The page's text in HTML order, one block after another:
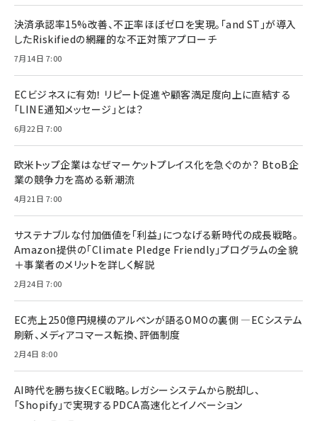
決済承認率15%改善、不正率ほぼゼロを実現。「and ST」が導入
したRiskifiedの網羅的な不正対策アプローチ
7月14日 7:00
ECビジネスに有効！ リピート促進や顧客満足度向上に直結する
「LINE通知メッセージ」とは？
6月22日 7:00
欧米トップ企業はなぜマーケットプレイス化を急ぐのか？ BtoB企
業の競争力を高める新潮流
4月21日 7:00
サステナブルな付加価値を「利益」につなげる新時代の成長戦略。
Amazon提供の「Climate Pledge Friendly」プログラムの全貌
＋事業者のメリットを詳しく解説
2月24日 7:00
EC売上250億円規模のアルペンが語るOMOの裏側 ―ECシステム
刷新、メディアコマース転換、評価制度
2月4日 8:00
AI時代を勝ち抜くEC戦略。レガシーシステムから脱却し、
「Shopify」で実現するPDCA高速化とイノベーション